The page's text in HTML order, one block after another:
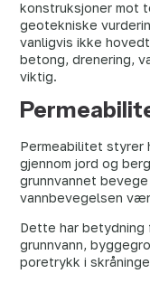
konstruksjoner mot
geotekniske
vanligvis ikke
betong, drenering,
viktig.
Permeabilitet styrer
gjennom jord og
grunnvannet
vannbevegelsen
Dette har betydning
grunnvann,
poretrykk i